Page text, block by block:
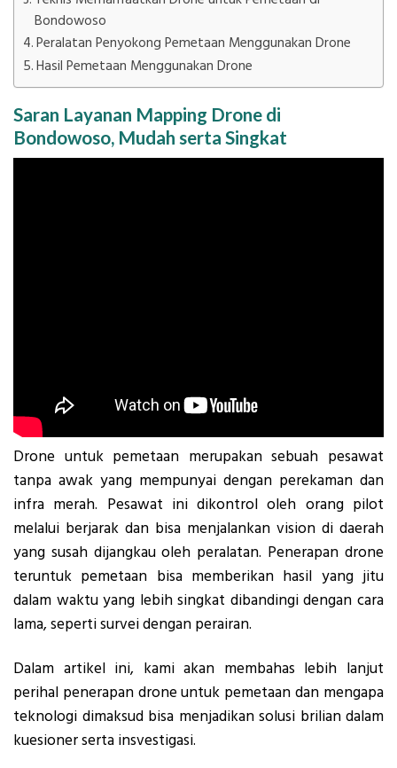
Bondowoso
Peralatan Penyokong Pemetaan Menggunakan Drone
Hasil Pemetaan Menggunakan Drone
Saran Layanan Mapping Drone di
Bondowoso, Mudah serta Singkat
Drone untuk pemetaan merupakan sebuah pesawat
tanpa awak yang mempunyai dengan perekaman dan
infra merah. Pesawat ini dikontrol oleh orang pilot
melalui berjarak dan bisa menjalankan vision di daerah
yang susah dijangkau oleh peralatan. Penerapan drone
teruntuk pemetaan bisa memberikan hasil yang jitu
dalam waktu yang lebih singkat dibandingi dengan cara
lama, seperti survei dengan perairan.
Dalam artikel ini, kami akan membahas lebih lanjut
perihal penerapan drone untuk pemetaan dan mengapa
teknologi dimaksud bisa menjadikan solusi brilian dalam
kuesioner serta insvestigasi.